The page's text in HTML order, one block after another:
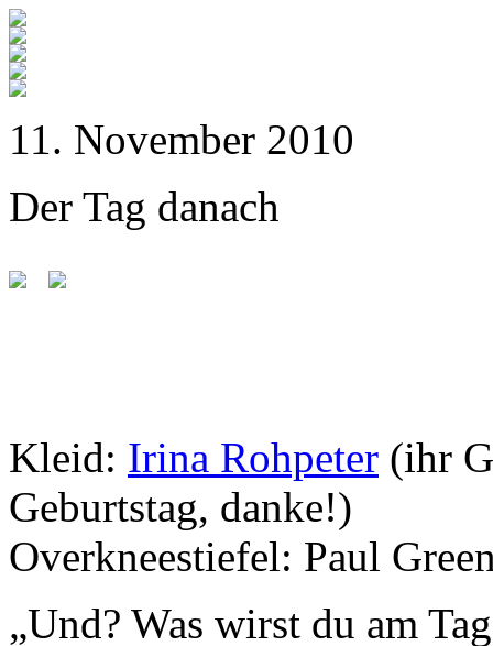
11. November 2010
Der Tag danach
Kleid: Irina Rohpeter (ihr
Geburtstag, danke!)
Overkneestiefel: Paul
„Und? Was wirst du am